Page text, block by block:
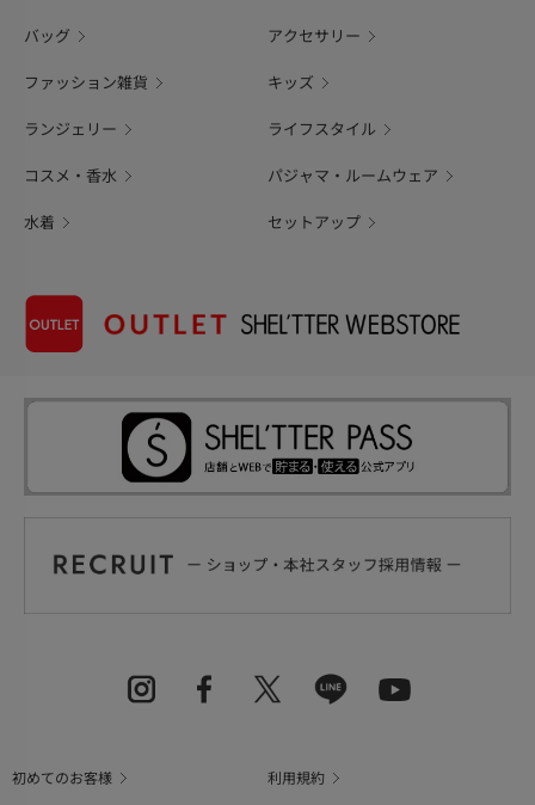
バッグ アクセサリー
ファッション雑貨 キッズ
ランジェリー ライフスタイル
コスメ・香水 パジャマ・ルームウェア
水着 セットアップ
初めてのお客様 利用規約